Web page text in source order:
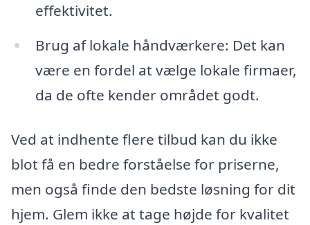
effektivitet.
Brug af lokale håndværkere: Det kan
være en fordel at vælge lokale firmaer,
da de ofte kender området godt.
Ved at indhente flere tilbud kan du ikke
blot få en bedre forståelse for priserne,
men også finde den bedste løsning for dit
hjem. Glem ikke at tage højde for kvalitet